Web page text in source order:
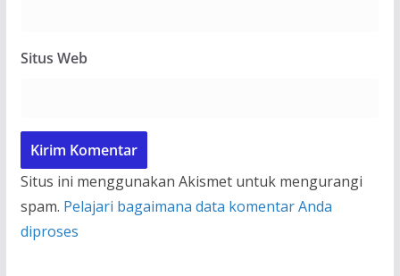
Situs Web
Situs ini menggunakan Akismet untuk mengurangi
spam. Pelajari bagaimana data komentar Anda
diproses